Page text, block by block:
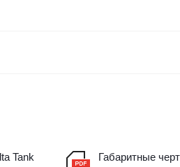
Tank
Габаритные